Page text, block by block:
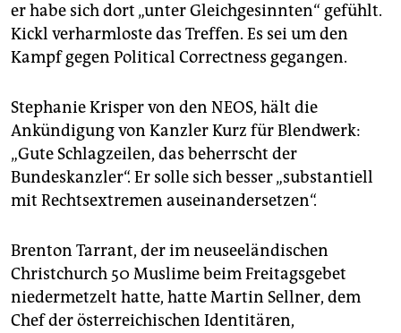
er habe sich dort „unter Gleichgesinnten“ gefühlt.
Kickl verharmloste das Treffen. Es sei um den
Kampf gegen Political Correctness gegangen.
Stephanie Krisper von den NEOS, hält die
Ankündigung von Kanzler Kurz für Blendwerk:
„Gute Schlagzeilen, das beherrscht der
Bundeskanzler“. Er solle sich besser „substantiell
mit Rechtsextremen auseinandersetzen“.
Brenton Tarrant, der im neuseeländischen
Christchurch 50 Muslime beim Freitagsgebet
niedermetzelt hatte, hatte Martin Sellner, dem
Chef der österreichischen Identitären,